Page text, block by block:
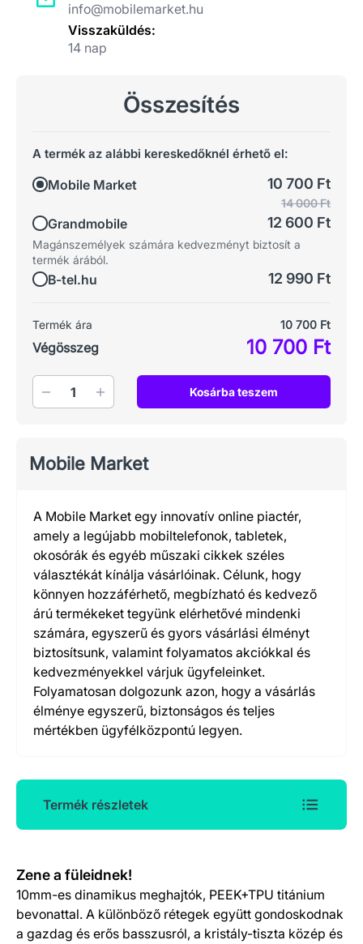
info@mobilemarket.hu
Visszaküldés:
14 nap
Összesítés
A termék az alábbi kereskedőknél érhető el:
Mobile Market 10 700 Ft
Grandmobile
14 000 Ft
12 600 Ft
Magánszemélyek számára kedvezményt biztosít a
termék árából.
B-tel.hu 12 990 Ft
Termék ára 10 700 Ft
Végösszeg 10 700 Ft
Mennyiség Kosárba teszem
Mobile Market
A Mobile Market egy innovatív online piactér,
amely a legújabb mobiltelefonok, tabletek,
okosórák és egyéb műszaki cikkek széles
választékát kínálja vásárlóinak. Célunk, hogy
könnyen hozzáférhető, megbízható és kedvező
árú termékeket tegyünk elérhetővé mindenki
számára, egyszerű és gyors vásárlási élményt
biztosítsunk, valamint folyamatos akciókkal és
kedvezményekkel várjuk ügyfeleinket.
Folyamatosan dolgozunk azon, hogy a vásárlás
élménye egyszerű, biztonságos és teljes
mértékben ügyfélközpontú legyen.
Termék részletek
Termék részletek
Zene a füleidnek!
10mm-es dinamikus meghajtók, PEEK+TPU titánium
bevonattal. A különböző rétegek együtt gondoskodnak
a gazdag és erős basszusról, a kristály-tiszta közép és